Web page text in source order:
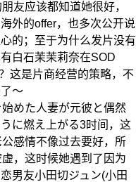
友应该都知道她很好，
外的offer，也多次公开说
的；至于为什么发片没有
白石茉茉莉奈在SOD
这是片商经营的策略，不
～
めた人妻が元彼と偶然
に燃え上がる3时间，这
感情不像过去要好，所
，这时候她遇到了因为
男友小田切ジュン(小田